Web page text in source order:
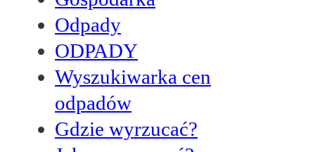
Odpady
ODPADY
Wyszukiwarka cen
odpadów
Gdzie wyrzucać?